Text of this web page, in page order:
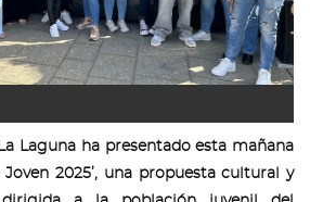
Laguna ha presentado esta mañana
2025’, una propuesta cultural y